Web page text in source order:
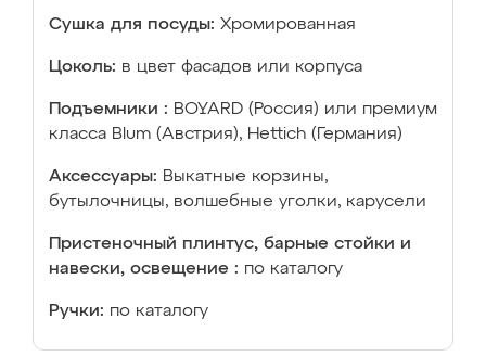
Сушка для посуды: Хромированная
Цоколь: в цвет фасадов или корпуса
Подъемники : BOYARD (Россия) или премиум
класса Blum (Австрия), Hettich (Германия)
Аксессуары: Выкатные корзины,
бутылочницы, волшебные уголки, карусели
Пристеночный плинтус, барные стойки и
навески, освещение : по каталогу
Ручки: по каталогу